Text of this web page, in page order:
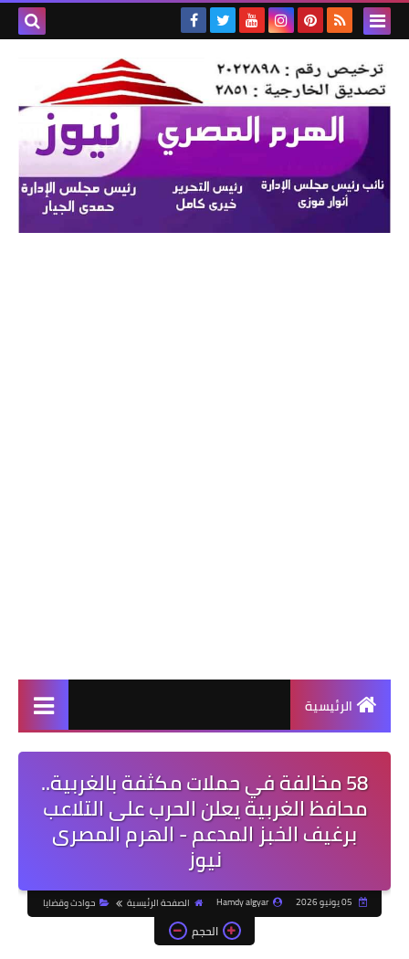
الرئيسية
58 مخالفة في حملات مكثفة بالغربية..
محافظ الغربية يعلن الحرب على التلاعب
برغيف الخبز المدعم - الهرم المصرى
نيوز
Hamdy algyar الصفحة الرئيسية حوادث وقضايا
الحجم